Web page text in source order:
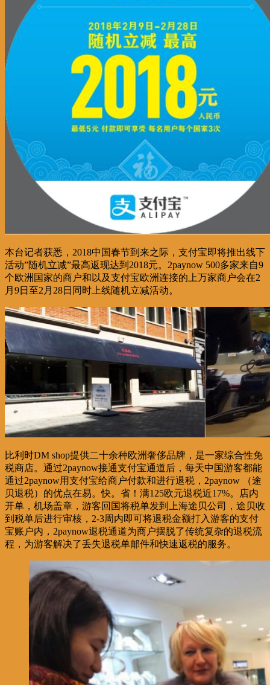
本台记者获悉，2018中国春节到来之际，支付宝即将推出线下
活动”随机立减”最高返现达到2018元。2paynow 500多家来自9
个欧洲国家的商户和以及支付宝欧洲连接的上万家商户会在2
月9日至2月28日同时上线随机立减活动。
比利时DM shop提供二十余种欧洲奢侈品牌，是一家综合性免
税商店。通过2paynow接通支付宝通道后，每天中国游客都能
通过2paynow用支付宝给商户付款和进行退税，2paynow （途
贝退税）的优点在易。快。省！满125欧元退税近17%。店内
开单，机场盖章，游客回国将税单发到上海途贝公司，途贝收
到税单后进行审核，2-3周内即可将退税金额打入游客的支付
宝账户内，2paynow退税通道为商户摆脱了传统复杂的退税流
程，为游客解决了丢失退税单邮件和快速返税的服务。